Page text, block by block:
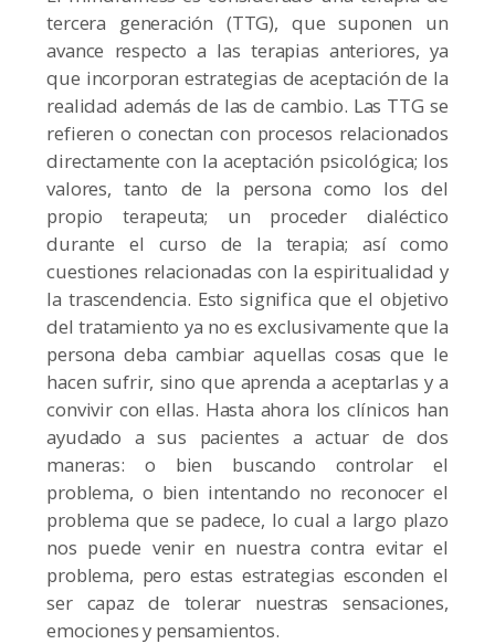
tercera generación (TTG), que suponen un
avance respecto a las terapias anteriores, ya
que incorporan estrategias de aceptación de la
realidad además de las de cambio. Las TTG se
refieren o conectan con procesos relacionados
directamente con la aceptación psicológica; los
valores, tanto de la persona como los del
propio terapeuta; un proceder dialéctico
durante el curso de la terapia; así como
cuestiones relacionadas con la espiritualidad y
la trascendencia. Esto significa que el objetivo
del tratamiento ya no es exclusivamente que la
persona deba cambiar aquellas cosas que le
hacen sufrir, sino que aprenda a aceptarlas y a
convivir con ellas. Hasta ahora los clínicos han
ayudado a sus pacientes a actuar de dos
maneras: o bien buscando controlar el
problema, o bien intentando no reconocer el
problema que se padece, lo cual a largo plazo
nos puede venir en nuestra contra evitar el
problema, pero estas estrategias esconden el
ser capaz de tolerar nuestras sensaciones,
emociones y pensamientos.